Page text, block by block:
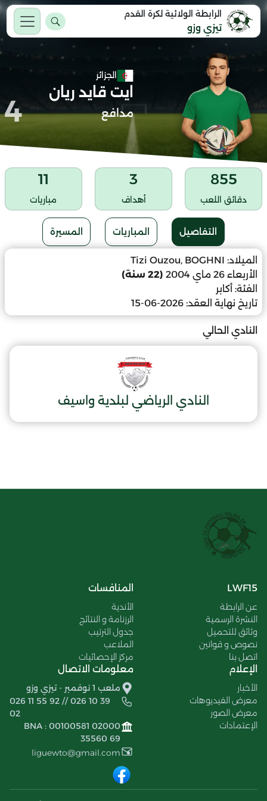
الرابطة الولائية لكرة القدم
تيزي وزو
الجزائر
ايت قايد ريان
مدافع 4
855
دقائق اللعب
3
أهداف
11
مباريات
التفاصيل المباريات المسيرة
الميلاد: Tizi Ouzou, BOGHNI
الأربعاء 26 ماي 2004
(22 سنة)
الفئة: أكابر
تاريخ نهاية العقد: 2026-06-15
النادي الحالي
النادي الرياضي لبلدية واسيف
LWF15
عن الرابطة
النشرة الرسمية
وثائق للتحميل
نصوص و قوانين
اتصل بنا
المنافسات
الأندية
الرزنامة و النتائج
جدول الترتيب
الملاعب
مركز الإحصائيات
الإعلام
الأخبار
معرض الفيديوهات
معرض الصور
الإعتمادات
معلومات الاتصال
ملعب 1 نوفمبر - تيزي وزو
026 11 55 92 // 026 10 39
02
BNA : 00100581 02000
35560 69
liguewto@gmail.com